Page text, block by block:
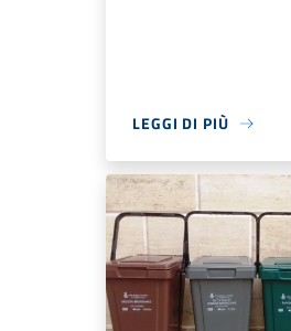
LEGGI DI PIÙ